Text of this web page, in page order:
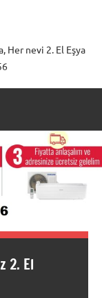
Her nevi 2. El Eşya
2. El